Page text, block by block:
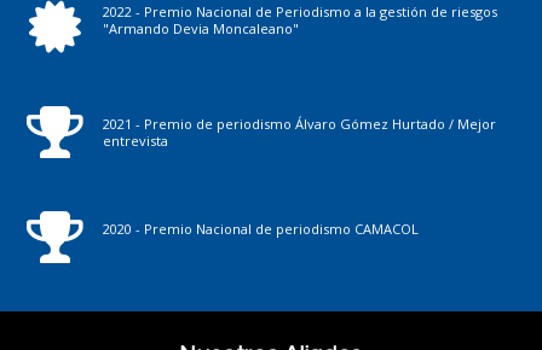
2022 - Premio Nacional de Periodismo a la gestión de riesgos
"Armando Devia Moncaleano"
2021 - Premio de periodismo Álvaro Gómez Hurtado / Mejor
entrevista
2020 - Premio Nacional de periodismo CAMACOL